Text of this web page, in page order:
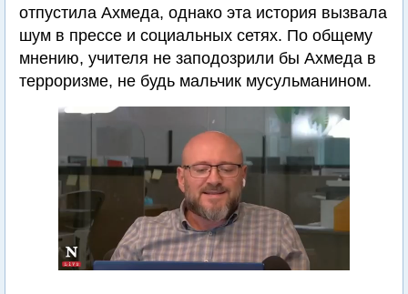
отпустила Ахмеда, однако эта история вызвала
шум в прессе и социальных сетях. По общему
мнению, учителя не заподозрили бы Ахмеда в
терроризме, не будь мальчик мусульманином.